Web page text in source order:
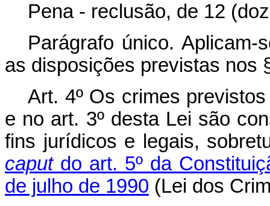
Pena - reclusão, de 12
Parágrafo único.
as disposições previstas nos
Art. 4º Os crimes
e no art. 3º desta Lei são
fins jurídicos e legais,
caputdo art. 5º da
de julho de 1990 (Lei dos